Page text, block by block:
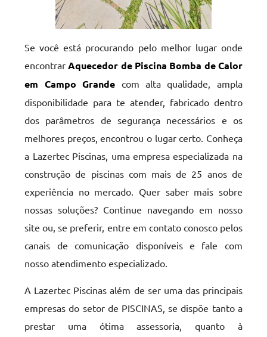
Se você está procurando pelo melhor lugar onde
encontrarAquecedor de Piscina Bomba de Calor
em Campo Grande com alta qualidade, ampla
disponibilidade para te atender, fabricado dentro
dos parâmetros de segurança necessários e os
melhores preços, encontrou o lugar certo. Conheça
a Lazertec Piscinas, uma empresa especializada na
construção de piscinas com mais de 25 anos de
experiência no mercado. Quer saber mais sobre
nossas soluções? Continue navegando em nosso
site ou, se preferir, entre em contato conosco pelos
canais de comunicação disponíveis e fale com
nosso atendimento especializado.
A Lazertec Piscinas além de ser uma das principais
empresas do setor de PISCINAS, se dispõe tanto a
prestar uma ótima assessoria, quanto à